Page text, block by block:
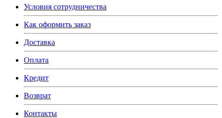
Условия сотрудничества
Как оформить заказ
Доставка
Оплата
Кредит
Возврат
Контакты